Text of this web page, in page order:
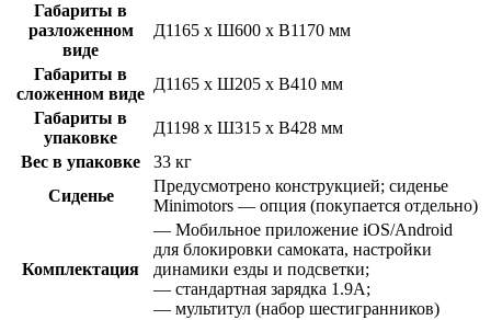
Габариты в
разложенном
виде
Д1165 х Ш600 х В1170 мм
Габариты в
сложенном виде
Д1165 х Ш205 х В410 мм
Габариты в
упаковке
Д1198 х Ш315 х В428 мм
Вес в упаковке
33 кг
Сиденье
Предусмотрено конструкцией; сиденье
Minimotors — опция (покупается отдельно)
Комплектация
— Мобильное приложение iOS/Android
для блокировки самоката, настройки
динамики езды и подсветки;
— стандартная зарядка 1.9A;
— мультитул (набор шестигранников)